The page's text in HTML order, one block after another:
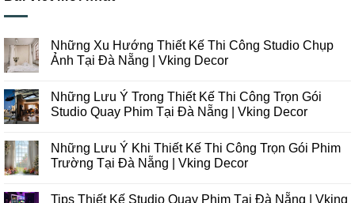
Những Xu Hướng Thiết Kế Thi Công Studio Chụp
Ảnh Tại Đà Nẵng | Vking Decor
bình
luận
ở
Hướng
Thiết
Kế
Studio
Những Lưu Ý Trong Thiết Kế Thi Công Trọn Gói
Studio Quay Phim Tại Đà Nẵng | Vking Decor
bình
luận
ở
Ý
Những Lưu Ý Khi Thiết Kế Thi Công Trọn Gói Phim
Trường Tại Đà Nẵng | Vking Decor
bình
Tips Thiết Kế Studio Quay Phim Tại Đà Nẵng | Vking